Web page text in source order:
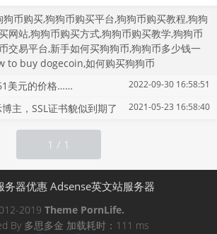
狗币购买,狗狗币购买平台,狗狗币购买教程,狗狗
网站,狗狗币购买方式,狗狗币购买教学,狗狗币
交易平台,新手如何买狗狗币,狗狗币多少钱一
to buy dogecoin,如何购买狗狗币
美元的价格…… 2022-09-30 16:58:51
主，SSL证书貌似到期了 2021-05-23 16:58:40
1 / 1
务器优惠 Adsense英文站服务器
2019 Theme PornLife.
By 多思多金 加载耗时：111 ms